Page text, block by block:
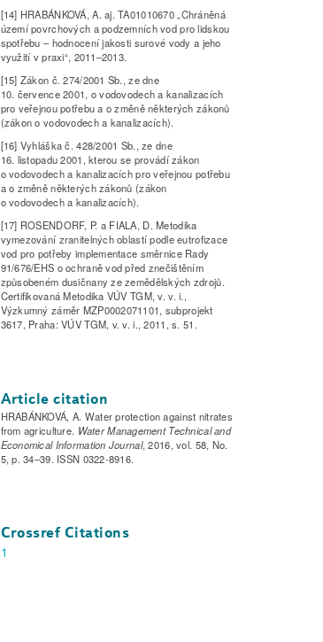
[14] HRABÁNKOVÁ, A. aj. TA01010670 „Chráněná
území povrchových a podzemních vod pro lidskou
spotřebu – hodnocení jakosti surové vody a jeho
využití v praxi“, 2011–2013.
[15] Zákon č. 274/2001 Sb., ze dne
10. července 2001, o vodovodech a kanalizacích
pro veřejnou potřebu a o změně některých zákonů
(zákon o vodovodech a kanalizacích).
[16] Vyhláška č. 428/2001 Sb., ze dne
16. listopadu 2001, kterou se provádí zákon
o vodovodech a kanalizacích pro veřejnou potřebu
a o změně některých zákonů (zákon
o vodovodech a kanalizacích).
[17] ROSENDORF, P. a FIALA, D. Metodika
vymezování zranitelných oblastí podle eutrofizace
vod pro potřeby implementace směrnice Rady
91/676/EHS o ochraně vod před znečištěním
způsobeném dusičnany ze zemědělských zdrojů.
Certifikovaná Metodika VÚV TGM, v. v. i.,
Výzkumný záměr MZP0002071101, subprojekt
3617, Praha: VÚV TGM, v. v. i., 2011, s. 51.
Article citation
HRABÁNKOVÁ, A. Water protection against nitrates
from agriculture. Water Management Technical and
Economical Information Journal, 2016, vol. 58, No.
5, p. 34–39. ISSN 0322-8916.
Crossref Citations
1